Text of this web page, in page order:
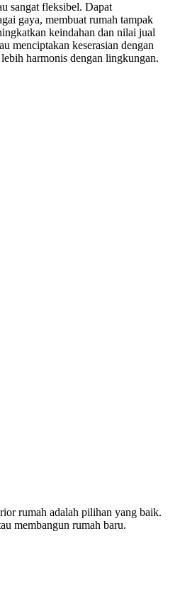
sangat fleksibel. Dapat
gaya, membuat rumah tampak
keindahan dan nilai jual
menciptakan keserasian dengan
harmonis dengan lingkungan.
rumah adalah pilihan yang baik.
membangun rumah baru.